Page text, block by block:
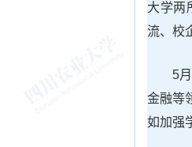
大学两
流、校
5
金融等
如加强